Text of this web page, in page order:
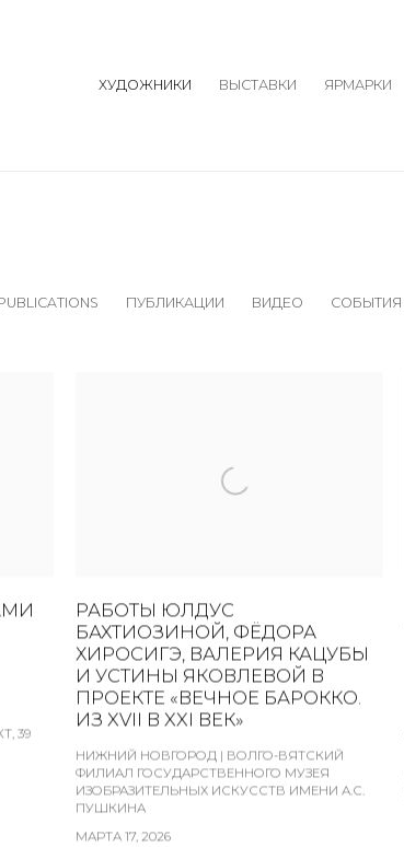
ХУДОЖНИКИ ВЫСТАВКИ ЯРМАРКИ
ПУБЛИКАЦИИ ВИДЕО СОБЫТИЯ
39
РАБОТЫ ЮЛДУС
БАХТИОЗИНОЙ, ФЁДОРА
ХИРОСИГЭ, ВАЛЕРИЯ КАЦУБЫ
И УСТИНЫ ЯКОВЛЕВОЙ В
ПРОЕКТЕ «ВЕЧНОЕ БАРОККО.
ИЗ XVII В XXI ВЕК»
НИЖНИЙ НОВГОРОД | ВОЛГО-ВЯТСКИЙ
ФИЛИАЛ ГОСУДАРСТВЕННОГО МУЗЕЯ
ИЗОБРАЗИТЕЛЬНЫХ ИСКУССТВ ИМЕНИ А.С.
ПУШКИНА
МАРТА 17, 2026